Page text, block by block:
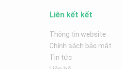
Liên kết kết
Thông tin website
Chính sách bảo mật
Tin tức